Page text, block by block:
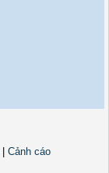
Cảnh cáo